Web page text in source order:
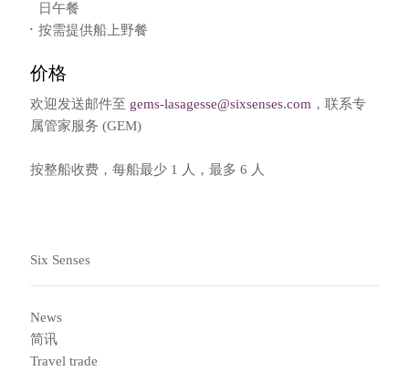
日午餐
按需提供船上野餐
价格
欢迎发送邮件至 gems-lasagesse@sixsenses.com ，联系专
属管家服务 (GEM)
按整船收费，每船最少 1 人，最多 6 人
Six Senses
News
简讯
Travel trade